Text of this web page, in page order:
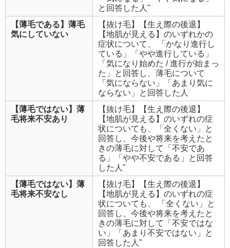
と回答した人"
【薄毛である】薄毛
気にしていない
【抜け毛】【生え際の後退】
【地肌が見える】のいずれかの
症状について、 「かなり進行し
ている」「やや進行している」
「気になり始めた / 進行が始まっ
た」と回答し、薄毛について
「気にならない」「あまり気に
ならない」と回答した人
【薄毛ではない】薄
毛将来不安あり
【抜け毛】【生え際の後退】
【地肌が見える】のいずれの症
状についても、「全くない」と
回答し、今後や将来を考えたと
きの薄毛に対して「不安であ
る」「やや不安である」と回答
した人"
【薄毛ではない】薄
毛将来不安なし
【抜け毛】【生え際の後退】
【地肌が見える】のいずれの症
状についても、 「全くない」と
回答し、今後や将来を考えたと
きの薄毛に対して「不安ではな
い」「あまり不安ではない」と
回答した人"